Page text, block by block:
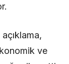
ve